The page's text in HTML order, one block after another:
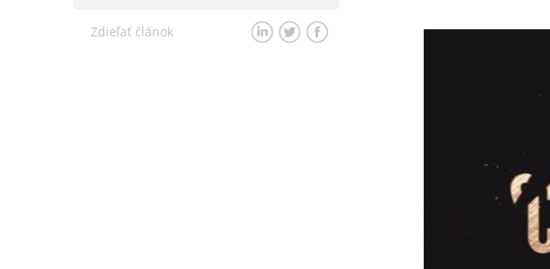
Zdieľať článok